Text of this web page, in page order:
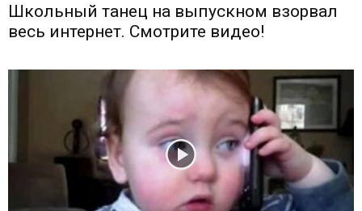
Школьный танец на выпускном взорвал
весь интернет. Смотрите видео!